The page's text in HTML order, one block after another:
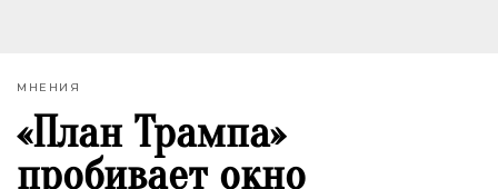
МНЕНИЯ
«План Трампа»
пробивает окно